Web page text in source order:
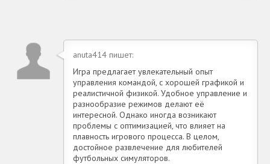
anuta414 пишет:
Игра предлагает увлекательный опыт
управления командой, с хорошей графикой и
реалистичной физикой. Удобное управление и
разнообразие режимов делают её
интересной. Однако иногда возникают
проблемы с оптимизацией, что влияет на
плавность игрового процесса. В целом,
достойное развлечение для любителей
футбольных симуляторов.